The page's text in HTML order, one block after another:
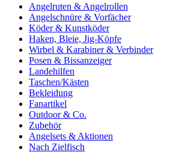
Angelruten & Angelrollen
Angelschnüre & Vorfächer
Köder & Kunstköder
Haken, Bleie, Jig-Köpfe
Wirbel & Karabiner & Verbinder
Posen & Bissanzeiger
Landehilfen
Taschen/Kästen
Bekleidung
Fanartikel
Outdoor & Co.
Zubehör
Angelsets & Aktionen
Nach Zielfisch